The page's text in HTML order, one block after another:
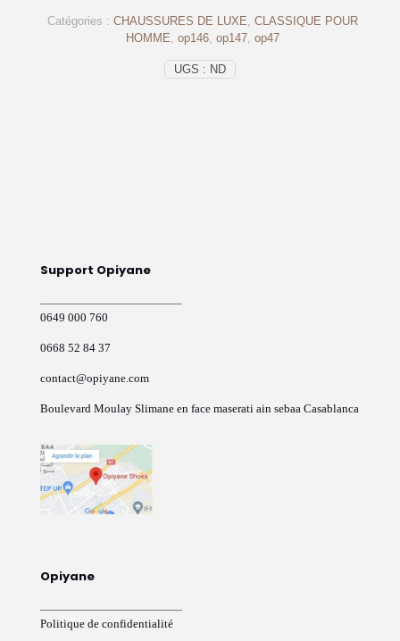
UGS : ND
Catégories : CHAUSSURES DE LUXE CLASSIQUE POUR
HOMME op146, op147, op47
Support Opiyane
0649 000 760
0668 52 84 37
contact@opiyane.com
Boulevard Moulay Slimane en face maserati ain sebaa Casablanca
Opiyane
Politique de confidentialité